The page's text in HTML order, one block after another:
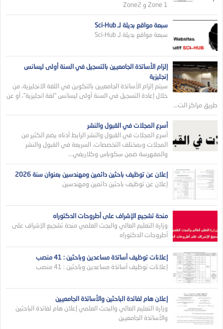
Zone 1 و Zone2
سبعة مواقع بديلة لـ Sci-Hub
سبعة مواقع بديلة لـ Sci-Hub
إلزام الأساتذة الجامعيين بالتسجيل في السنة أولى ليسانس
إنجليزية
سيتم إلزام الأساتذة الجامعيين بالتكوين في اللغة الانجليزية، من
خلال إعادة التسجيل في السنة أولى ليسانس “لغة انجليزية”، أو عن
طريق مراكز الت...
أسرع المجلات في القبول والنشر
أسرع المجلات في القبول والنشر الرابط أدناه يضم الكثير من
المجلات وبمختلف التخصصات، السريعة في القبول والنشر
والمفهرسة ضمن سكوباس وكلاريفي...
إعلان عن توظيف باحثين دائمين ومهندسين بعنوان سنة 2026
إعلان عن توظيف باحثين دائمين ومهندسين
منحة تشجيع الإشراف على أطروحات الدكتوراه
وزارة التعليم العالي والبجث العلمي منحة تشجيع الإشراف على
أطروحات الدكتوراه
إعلانات توظيف أساتذة مساعدين وباحثين : 41 منصب
إعلانات توظيف أساتذة مساعدين وباحثين : 41 منصب
إعلان هام لفائدة الباحثين والأساتذة الجامعيين
وزارة التعليم العالي والبحث العلمي إعلان هام لفائدة الباحثين
والأساتذة الجامعيين